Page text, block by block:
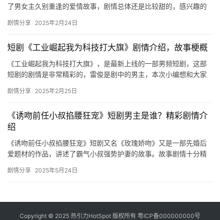
了男女主久别重逢的爱情故事，剧情总体还是比较甜的，感兴趣的
剧情分享 2025年2月24日
短剧《工业崛起我为科技打大旗》剧情介绍，故事梗概
《工业崛起我为科技打大旗》，是最新上线的一部男频短剧，这部
短剧的剧情是非常精彩的，雷俊是剧中的男主，本次小编想和大家
业崛…
剧情分享 2025年2月25日
《诱吻前任小叔掐腰狂宠》短剧男主是谁？精彩剧情介
绍
《诱吻前任小叔掐腰狂宠》短剧又名《玫瑰娇吻》又是一部先婚后
爱题材的作品，讲述了霸气小叔强势护妻的故事。故事剧情十分精
…
剧情分享 2025年5月24日
Copyright © 2025 热引力HotSpot 版权所有 粤ICP备000000000号